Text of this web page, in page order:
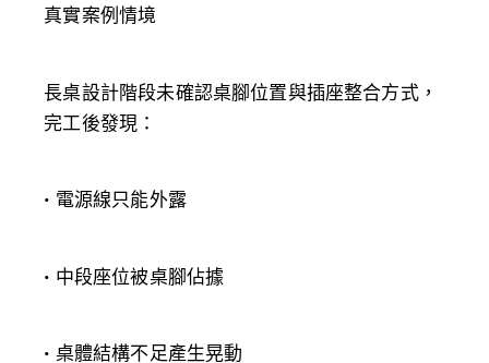
真實案例情境
長桌設計階段未確認桌腳位置與插座整合方式，
完工後發現：
• 電源線只能外露
• 中段座位被桌腳佔據
• 桌體結構不足產生晃動